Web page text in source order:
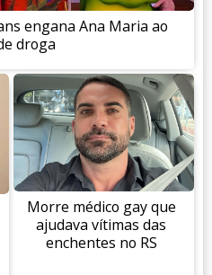
engana Ana Maria ao
droga
Morre médico gay que
ajudava vítimas das
enchentes no RS